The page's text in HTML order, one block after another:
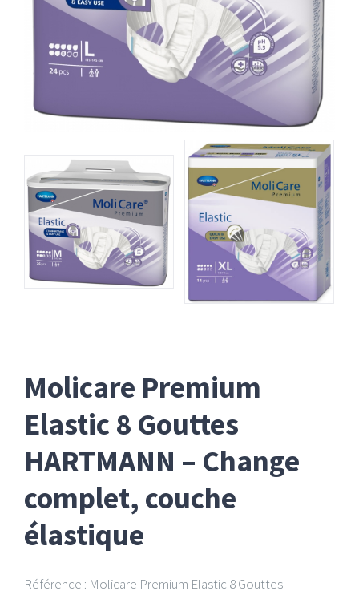
Molicare Premium
Elastic 8 Gouttes
HARTMANN – Change
complet, couche
élastique
Référence : Molicare Premium Elastic 8 Gouttes